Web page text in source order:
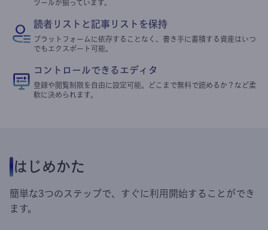
ツールが揃っています。
読者リストと記事リストを保持
プラットフォームに依存することなく、書き手に蓄積する資産はいつ
でもエクスポート可能。
コントロールできるエディタ
登録や閲覧制限を自由に設定可能。どこまで無料で読めるか？など柔
軟に決められます。
はじめかた
簡単な3つのステップで、すぐに利用開始することができ
ます。